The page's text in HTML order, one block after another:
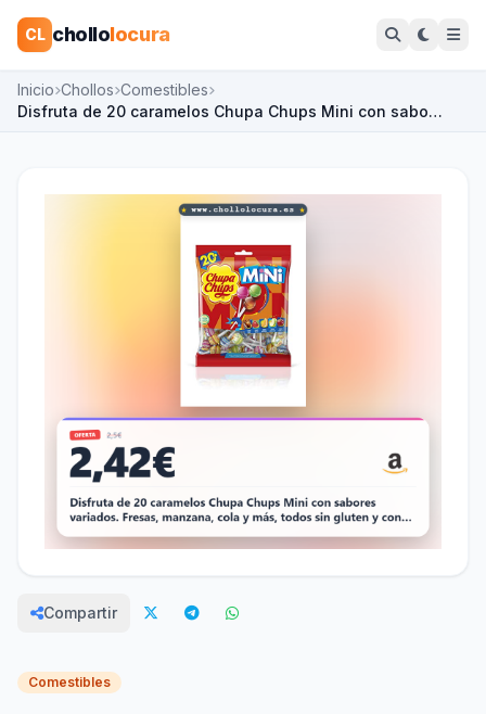
CL chollolocura
Inicio Chollos Comestibles
Disfruta de 20 caramelos Chupa Chups Mini con sabo…
Compartir
Comestibles